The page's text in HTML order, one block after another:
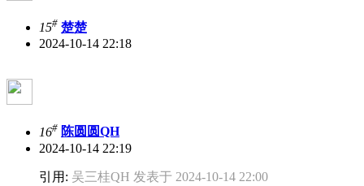
15# 楚楚
2024-10-14 22:18
16# 陈圆圆QH
2024-10-14 22:19
引用: 吴三桂QH 发表于 2024-10-14 22:00